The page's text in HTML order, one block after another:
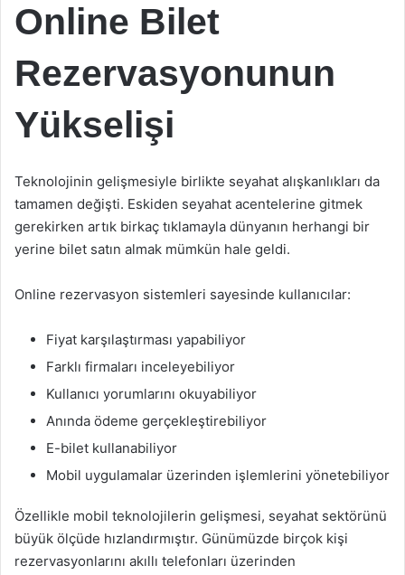
Online Bilet
Rezervasyonunun
Yükselişi
Teknolojinin gelişmesiyle birlikte seyahat alışkanlıkları da
tamamen değişti. Eskiden seyahat acentelerine gitmek
gerekirken artık birkaç tıklamayla dünyanın herhangi bir
yerine bilet satın almak mümkün hale geldi.
Online rezervasyon sistemleri sayesinde kullanıcılar:
Fiyat karşılaştırması yapabiliyor
Farklı firmaları inceleyebiliyor
Kullanıcı yorumlarını okuyabiliyor
Anında ödeme gerçekleştirebiliyor
E-bilet kullanabiliyor
Mobil uygulamalar üzerinden işlemlerini yönetebiliyor
Özellikle mobil teknolojilerin gelişmesi, seyahat sektörünü
büyük ölçüde hızlandırmıştır. Günümüzde birçok kişi
rezervasyonlarını akıllı telefonları üzerinden